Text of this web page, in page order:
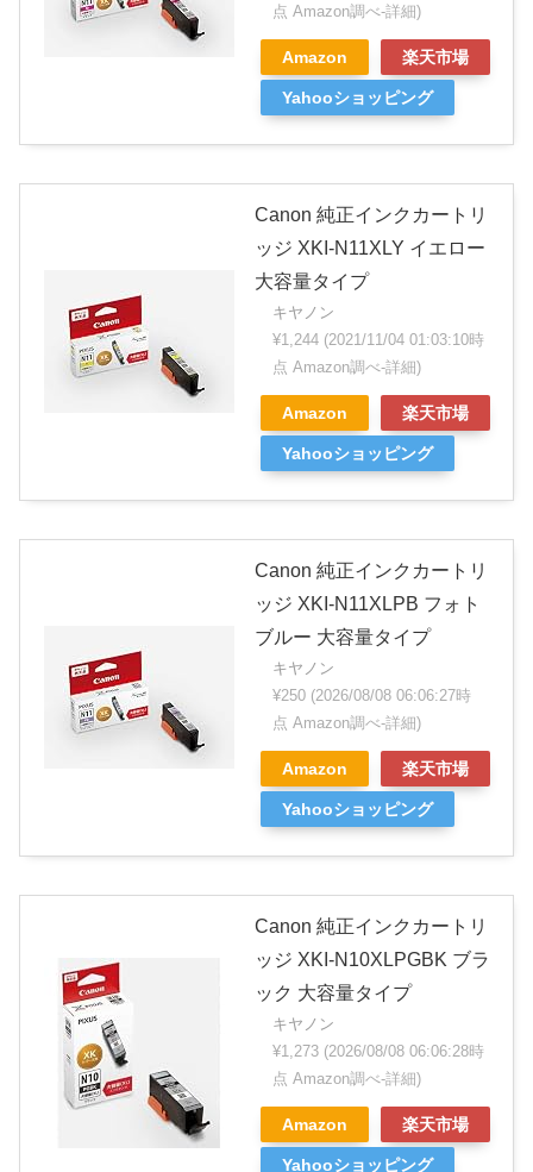
点 Amazon調べ-詳細)
Amazon 楽天市場
Yahooショッピング
Canon 純正インクカートリ
ッジ XKI-N11XLY イエロー
大容量タイプ
キヤノン
¥1,244 (2021/11/04 01:03:10時
点 Amazon調べ-詳細)
Amazon 楽天市場
Yahooショッピング
Canon 純正インクカートリ
ッジ XKI-N11XLPB フォト
ブルー 大容量タイプ
キヤノン
¥250 (2026/08/08 06:06:27時
点 Amazon調べ-詳細)
Amazon 楽天市場
Yahooショッピング
Canon 純正インクカートリ
ッジ XKI-N10XLPGBK ブラ
ック 大容量タイプ
キヤノン
¥1,273 (2026/08/08 06:06:28時
点 Amazon調べ-詳細)
Amazon 楽天市場
Yahooショッピング